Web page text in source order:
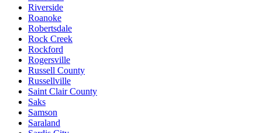
Riverside
Roanoke
Robertsdale
Rock Creek
Rockford
Rogersville
Russell County
Russellville
Saint Clair County
Saks
Samson
Saraland